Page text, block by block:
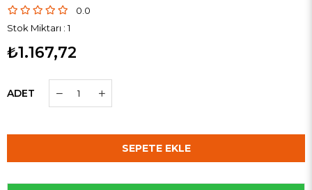
0.0
Stok Miktarı : 1
₺1.167,72
ADET